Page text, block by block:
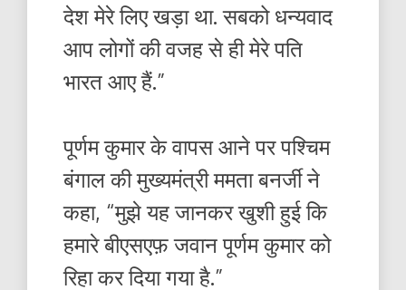
देश मेरे लिए खड़ा था. सबको धन्यवाद
आप लोगों की वजह से ही मेरे पति
भारत आए हैं.”
पूर्णम कुमार के वापस आने पर पश्चिम
बंगाल की मुख्यमंत्री ममता बनर्जी ने
कहा, “मुझे यह जानकर खुशी हुई कि
हमारे बीएसएफ़ जवान पूर्णम कुमार को
रिहा कर दिया गया है.”